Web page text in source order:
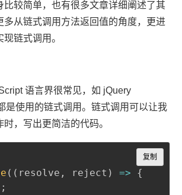
比较简单，也有很多文章详细阐述了其
多从链式调用方法返回值的角度，更进
链式调用。
语言界很常见，如 jQuery
是使用的链式调用。链式调用可以让我
，写出更简洁的代码。
( ( resolve , reject ) =>
{
;
复制
Copy